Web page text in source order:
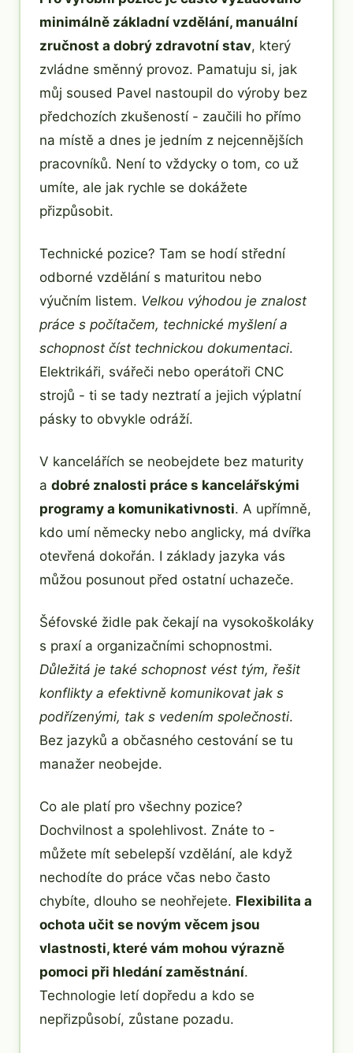
minimálně základní vzdělání, manuální
zručnost a dobrý zdravotní stav, který
zvládne směnný provoz. Pamatuju si, jak
můj soused Pavel nastoupil do výroby bez
předchozích zkušeností - zaučili ho přímo
na místě a dnes je jedním z nejcennějších
pracovníků. Není to vždycky o tom, co už
umíte, ale jak rychle se dokážete
přizpůsobit.
Technické pozice? Tam se hodí střední
odborné vzdělání s maturitou nebo
výučním listem. Velkou výhodou je znalost
práce s počítačem, technické myšlení a
schopnost číst technickou dokumentaci.
Elektrikáři, svářeči nebo operátoři CNC
strojů - ti se tady neztratí a jejich výplatní
pásky to obvykle odráží.
V kancelářích se neobejdete bez maturity
a dobré znalosti práce s kancelářskými
programy a komunikativnosti. A upřímně,
kdo umí německy nebo anglicky, má dvířka
otevřená dokořán. I základy jazyka vás
můžou posunout před ostatní uchazeče.
Šéfovské židle pak čekají na vysokoškoláky
s praxí a organizačními schopnostmi.
Důležitá je také schopnost vést tým, řešit
konflikty a efektivně komunikovat jak s
podřízenými, tak s vedením společnosti.
Bez jazyků a občasného cestování se tu
manažer neobejde.
Co ale platí pro všechny pozice?
Dochvilnost a spolehlivost. Znáte to -
můžete mít sebelepší vzdělání, ale když
nechodíte do práce včas nebo často
chybíte, dlouho se neohřejete. Flexibilita a
ochota učit se novým věcem jsou
vlastnosti, které vám mohou výrazně
pomoci při hledání zaměstnání.
Technologie letí dopředu a kdo se
nepřizpůsobí, zůstane pozadu.